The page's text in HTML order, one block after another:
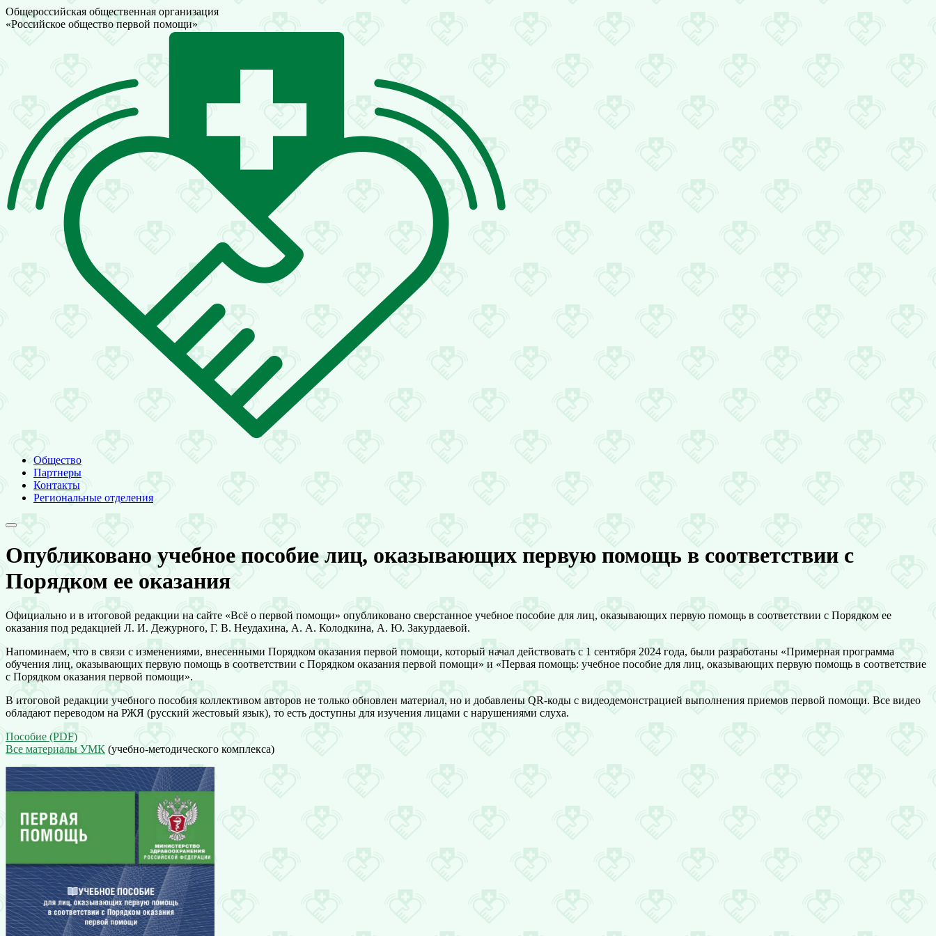
Общероссийская общественная организация
«Российское общество первой помощи»
Общество
Партнеры
Контакты
Региональные отделения
Опубликовано учебное пособие лиц, оказывающих первую помощь в соответствии с
Порядком ее оказания
Официально и в итоговой редакции на сайте «Всё о первой помощи» опубликовано сверстанное учебное пособие для лиц, оказывающих первую помощь в соответствии с Порядком ее
оказания под редакцией Л. И. Дежурного, Г. В. Неудахина, А. А. Колодкина, А. Ю. Закурдаевой.
Напоминаем, что в связи с изменениями, внесенными Порядком оказания первой помощи, который начал действовать с 1 сентября 2024 года, были разработаны «Примерная программа
обучения лиц, оказывающих первую помощь в соответствии с Порядком оказания первой помощи» и «Первая помощь: учебное пособие для лиц, оказывающих первую помощь в соответствие
с Порядком оказания первой помощи».
В итоговой редакции учебного пособия коллективом авторов не только обновлен материал, но и добавлены QR-коды с видеодемонстрацией выполнения приемов первой помощи. Все видео
обладают переводом на РЖЯ (русский жестовый язык), то есть доступны для изучения лицами с нарушениями слуха.
Пособие (PDF)
Все материалы УМК (учебно-методического комплекса)